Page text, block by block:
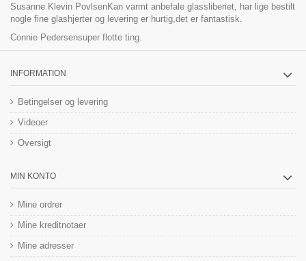
Susanne Klevin PovlsenKan varmt anbefale glassliberiet, har lige bestilt
nogle fine glashjerter og levering er hurtig,det er fantastisk.
Connie Pedersensuper flotte ting.
INFORMATION
Betingelser og levering
Videoer
Oversigt
MIN KONTO
Mine ordrer
Mine kreditnotaer
Mine adresser